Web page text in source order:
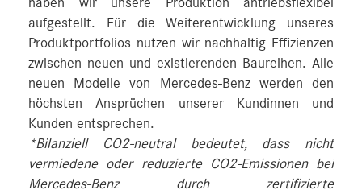
haben wir unsere Produktion antriebsflexibel
aufgestellt. Für die Weiterentwicklung unseres
Produktportfolios nutzen wir nachhaltig Effizienzen
zwischen neuen und existierenden Baureihen. Alle
neuen Modelle von Mercedes-Benz werden den
höchsten Ansprüchen unserer Kundinnen und
Kunden entsprechen.
*Bilanziell CO2-neutral bedeutet, dass nicht
vermiedene oder reduzierte CO2-Emissionen bei
Mercedes-Benz durch zertifizierte